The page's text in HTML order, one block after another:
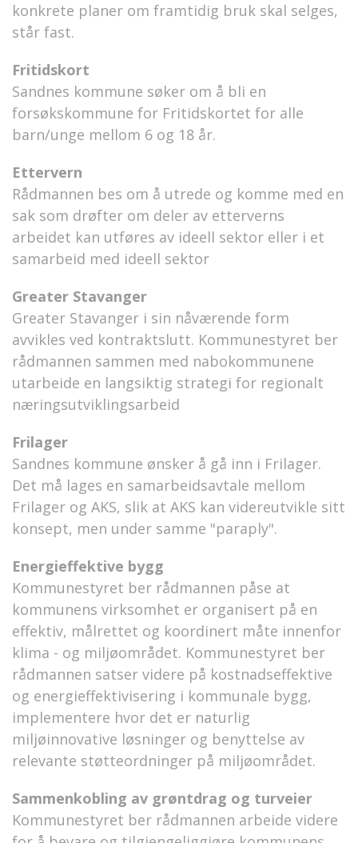
konkrete planer om framtidig bruk skal selges,
står fast.
Fritidskort
Sandnes kommune søker om å bli en
forsøkskommune for Fritidskortet for alle
barn/unge mellom 6 og 18 år.
Ettervern
Rådmannen bes om å utrede og komme med en
sak som drøfter om deler av etterverns
arbeidet kan utføres av ideell sektor eller i et
samarbeid med ideell sektor
Greater Stavanger
Greater Stavanger i sin nåværende form
avvikles ved kontraktslutt. Kommunestyret ber
rådmannen sammen med nabokommunene
utarbeide en langsiktig strategi for regionalt
næringsutviklingsarbeid
Frilager
Sandnes kommune ønsker å gå inn i Frilager.
Det må lages en samarbeidsavtale mellom
Frilager og AKS, slik at AKS kan videreutvikle sitt
konsept, men under samme "paraply".
Energieffektive bygg
Kommunestyret ber rådmannen påse at
kommunens virksomhet er organisert på en
effektiv, målrettet og koordinert måte innenfor
klima - og miljøområdet. Kommunestyret ber
rådmannen satser videre på kostnadseffektive
og energieffektivisering i kommunale bygg,
implementere hvor det er naturlig
miljøinnovative løsninger og benyttelse av
relevante støtteordninger på miljøområdet.
Sammenkobling av grøntdrag og turveier
Kommunestyret ber rådmannen arbeide videre